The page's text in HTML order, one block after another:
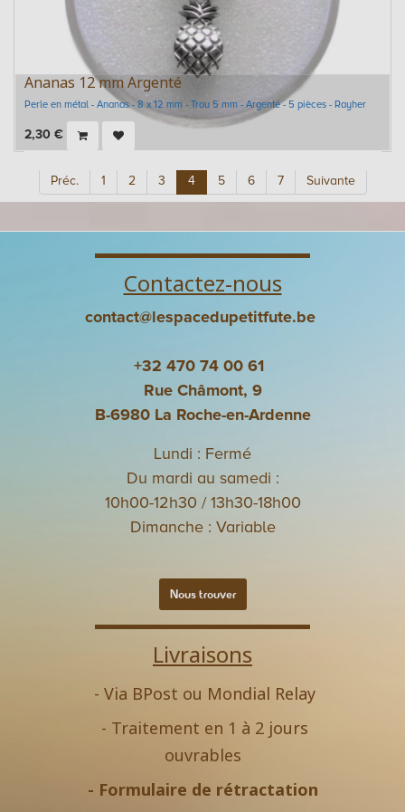
Ananas 12 mm Argenté
Perle en métal - Ananas - 8 x 12 mm - Trou 5 mm - Argenté - 5 pièces - Rayher
2,30 €
Préc. 1 2 3 4 5 6 7 Suivante
Contactez-nous
contact@lespacedupetitfute.be
+32 470 74 00 61
Rue Châmont, 9
B-6980 La Roche-en-Ardenne
Lundi : Fermé
Du mardi au samedi :
10h00-12h30 / 13h30-18h00
Dimanche : Variable
Nous trouver
Livraisons
- Via BPost ou Mondial Relay
- Traitement en 1 à 2 jours
ouvrables
- Formulaire de rétractation